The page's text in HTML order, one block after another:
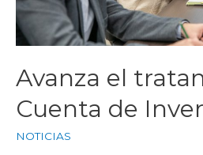
Avanza el
Cuenta de
NOTICIAS